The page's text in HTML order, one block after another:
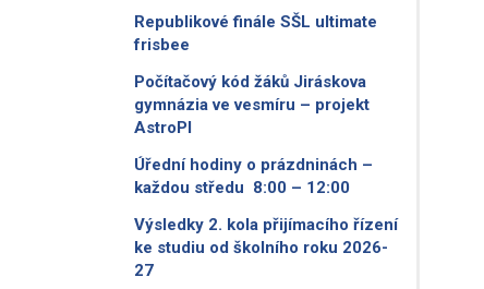
Republikové finále SŠL ultimate
frisbee
Počítačový kód žáků Jiráskova
gymnázia ve vesmíru – projekt
AstroPI
Úřední hodiny o prázdninách –
každou středu 8:00 – 12:00
Výsledky 2. kola přijímacího řízení
ke studiu od školního roku 2026-
27